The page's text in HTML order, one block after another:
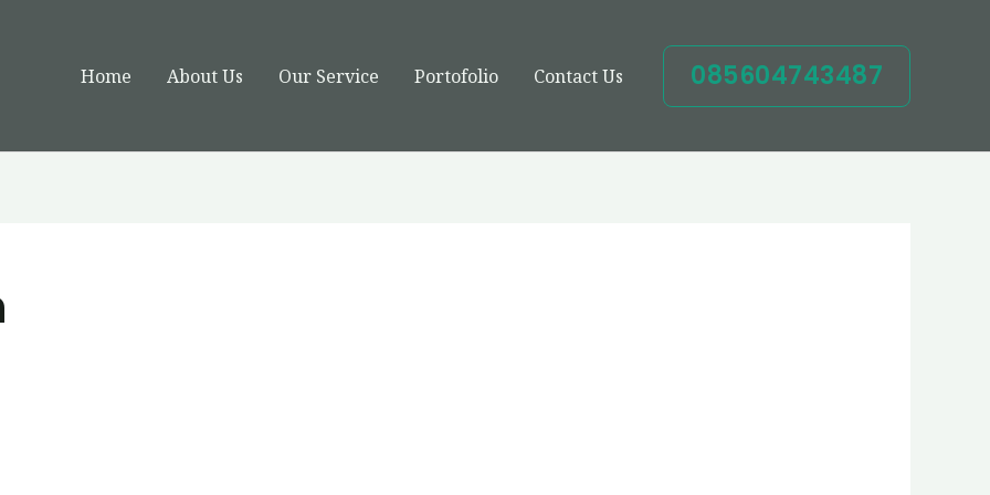
Home About Us Our Service Portofolio Contact Us 085604743487